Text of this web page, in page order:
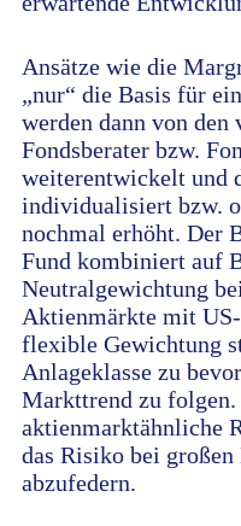
Ansätze wie die
„nur“ die Basis für
werden dann von
Fondsberater bzw.
weiterentwickelt und
individualisiert bzw.
nochmal erhöht. Der
Fund kombiniert auf
Neutralgewichtung
Aktienmärkte mit
flexible Gewichtung
Anlageklasse zu
Markttrend zu folgen.
aktienmarktähnliche
das Risiko bei
abzufedern.